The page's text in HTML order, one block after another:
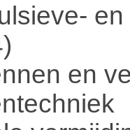
en